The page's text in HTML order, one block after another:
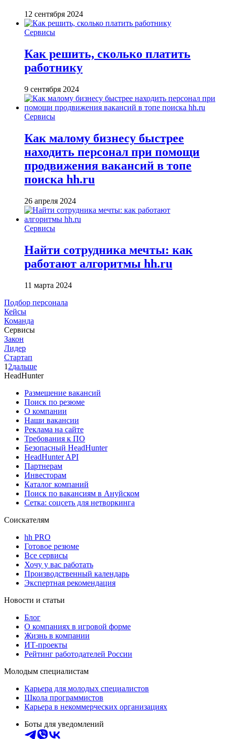
12 сентября 2024
Сервисы
Как решить, сколько платить
работнику
9 сентября 2024
Сервисы
Как малому бизнесу быстрее
находить персонал при помощи
продвижения вакансий в топе
поиска hh.ru
26 апреля 2024
Сервисы
Найти сотрудника мечты: как
работают алгоритмы hh.ru
11 марта 2024
Подбор персонала
Кейсы
Команда
Сервисы
Закон
Лидер
Стартап
1 2дальше
HeadHunter
Размещение вакансий
Поиск по резюме
О компании
Наши вакансии
Реклама на сайте
Требования к ПО
Безопасный HeadHunter
HeadHunter API
Партнерам
Инвесторам
Каталог компаний
Поиск по вакансиям в Ануйском
Сетка: соцсеть для нетворкинга
Соискателям
hh PRO
Готовое резюме
Все сервисы
Хочу у вас работать
Производственный календарь
Экспертная рекомендация
Новости и статьи
Блог
О компаниях в игровой форме
Жизнь в компании
ИТ-проекты
Рейтинг работодателей России
Молодым специалистам
Карьера для молодых специалистов
Школа программистов
Карьера в некоммерческих организациях
Боты для уведомлений